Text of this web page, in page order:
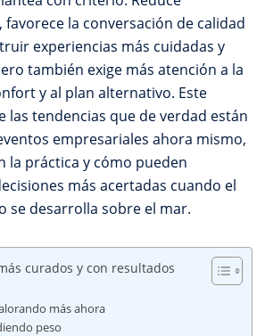
la conversación de calidad
experiencias más cuidadas y
también exige más atención a la
y al plan alternativo. Este
las tendencias que de verdad están
empresariales ahora mismo,
la práctica y cómo pueden
más acertadas cuando el
se desarrolla sobre el mar.
curados y con resultados
más ahora
peso